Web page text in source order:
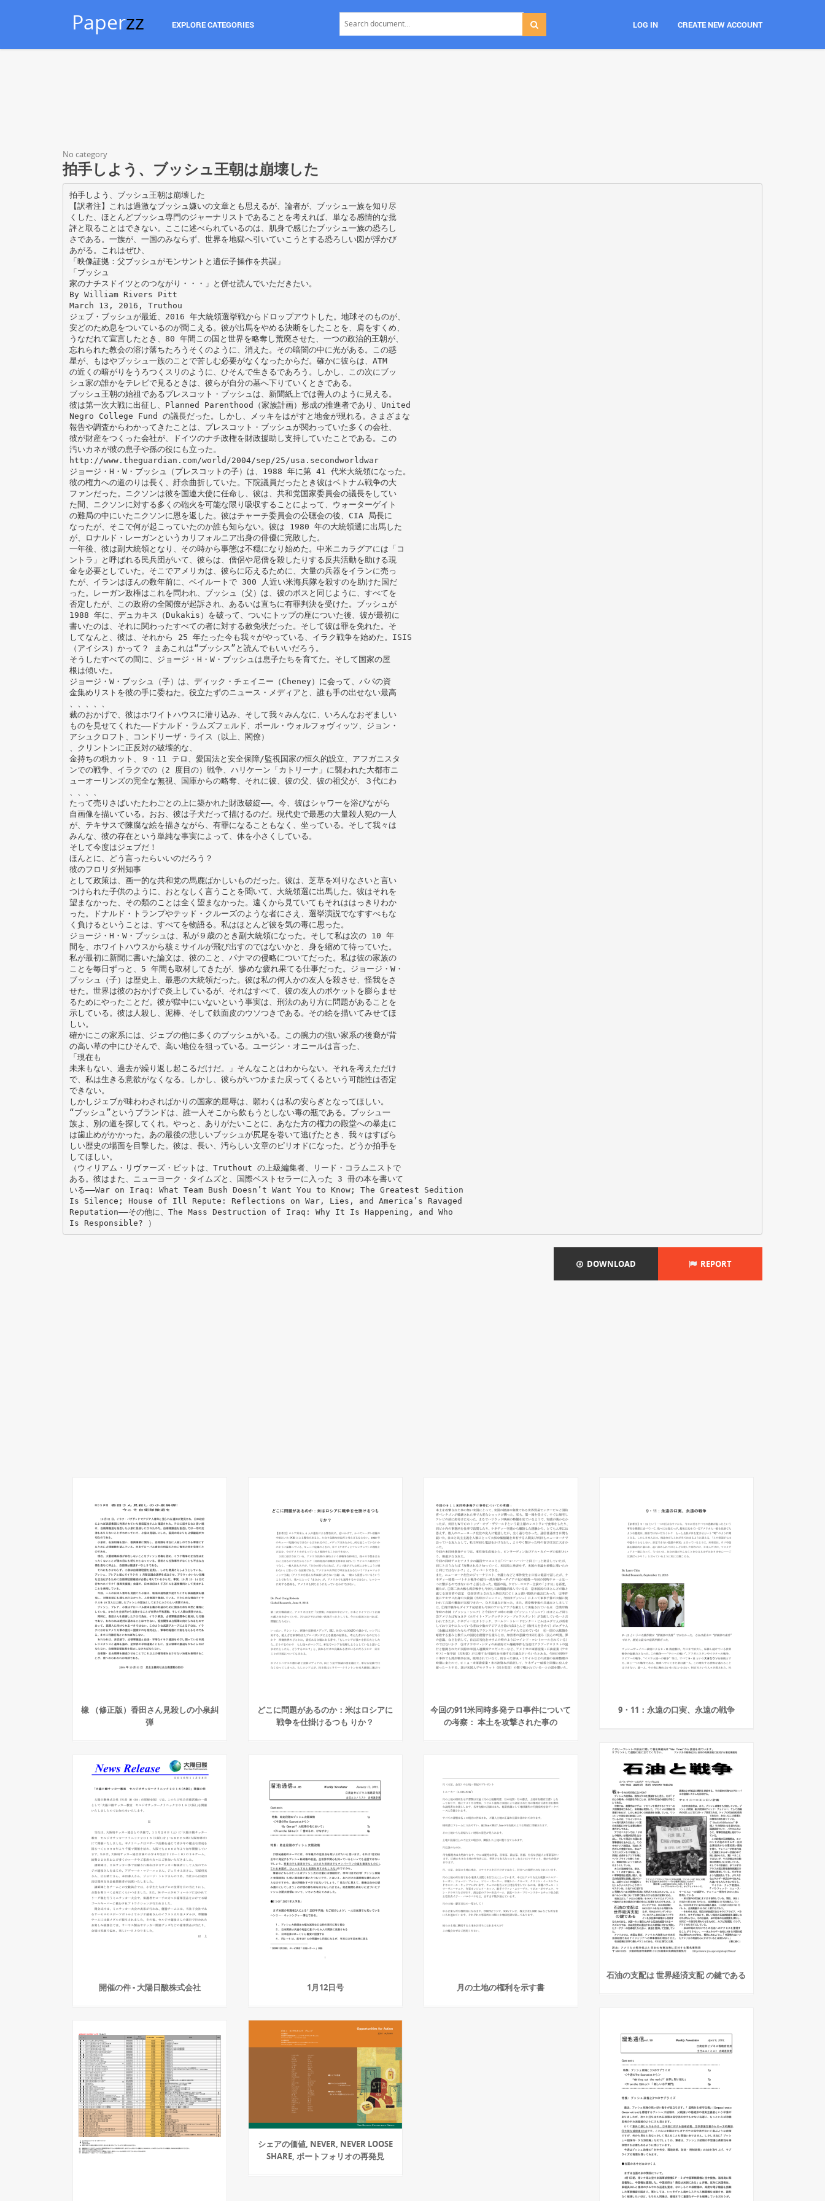
Paperzz EXPLORE CATEGORIES LOG IN CREATE NEW ACCOUNT
No category
拍手しよう、ブッシュ王朝は崩壊した
拍手しよう、ブッシュ王朝は崩壊した
【訳者注】これは過激なブッシュ嫌いの文章とも思えるが、論者が、ブッシュ一族を知り尽
くした、ほとんどブッシュ専門のジャーナリストであることを考えれば、単なる感情的な批
評と取ることはできない。ここに述べられているのは、肌身で感じたブッシュ一族の恐ろし
さである。一族が、一国のみならず、世界を地獄へ引いていこうとする恐ろしい図が浮かび
あがる。これはぜひ、
「映像証拠：父ブッシュがモンサントと遺伝子操作を共謀」
「ブッシュ
家のナチスドイツとのつながり・・・」と併せ読んでいただきたい。
By William Rivers Pitt
March 13, 2016, Truthou
ジェブ・ブッシュが最近、2016 年大統領選挙戦からドロップアウトした。地球そのものが、
安どのため息をついているのが聞こえる。彼が出馬をやめる決断をしたことを、肩をすくめ、
うなだれて宣言したとき、80 年間この国と世界を略奪し荒廃させた、一つの政治的王朝が、
忘れられた教会の溶け落ちたろうそくのように、消えた。その暗闇の中に光がある。この惑
星が、もはやブッシュ一族のことで苦しむ必要がなくなったからだ。確かに彼らは、ATM
の近くの暗がりをうろつくスリのように、ひそんで生きるであろう。しかし、この次にブッ
シュ家の誰かをテレビで見るときは、彼らが自分の墓へ下りていくときである。
ブッシュ王朝の始祖であるプレスコット・ブッシュは、新聞紙上では善人のように見える。
彼は第一次大戦に出征し、Planned Parenthood（家族計画）形成の推進者であり、United
Negro College Fund の議長だった。しかし、メッキをはがすと地金が現れる。さまざまな
報告や調査からわかってきたことは、プレスコット・ブッシュが関わっていた多くの会社、
彼が財産をつくった会社が、ドイツのナチ政権を財政援助し支持していたことである。この
汚いカネが彼の息子や孫の役にも立った。
http://www.theguardian.com/world/2004/sep/25/usa.secondworldwar
ジョージ・H・W・ブッシュ（プレスコットの子）は、1988 年に第 41 代米大統領になった。
彼の権力への道のりは長く、紆余曲折していた。下院議員だったとき彼はベトナム戦争の大
ファンだった。ニクソンは彼を国連大使に任命し、彼は、共和党国家委員会の議長をしてい
た間、ニクソンに対する多くの砲火を可能な限り吸収することによって、ウォーターゲイト
の難局の中にいたニクソンに恩を返した。彼はチャーチ委員会の公聴会の後、CIA 局長に
なったが、そこで何が起こっていたのか誰も知らない。彼は 1980 年の大統領選に出馬した
が、ロナルド・レーガンというカリフォルニア出身の俳優に完敗した。
一年後、彼は副大統領となり、その時から事態は不穏になり始めた。中米ニカラグアには「コ
ントラ」と呼ばれる民兵団がいて、彼らは、僧侶や尼僧を殺したりする反共活動を助ける現
金を必要としていた。そこでアメリカは、彼らに応えるために、大量の兵器をイランに売っ
たが、イランはほんの数年前に、ベイルートで 300 人近い米海兵隊を殺すのを助けた国だ
った。レーガン政権はこれを問われ、ブッシュ（父）は、彼のボスと同じように、すべてを
否定したが、この政府の全閣僚が起訴され、あるいは直ちに有罪判決を受けた。ブッシュが
1988 年に、デュカキス（Dukakis）を破って、ついにトップの座についた後、彼が最初に
書いたのは、それに関わったすべての者に対する赦免状だった。そして彼は罪を免れた。そ
してなんと、彼は、それから 25 年たった今も我々がやっている、イラク戦争を始めた。ISIS
（アイシス）かって？ まあこれは“ブッシス”と読んでもいいだろう。
そうしたすべての間に、ジョージ・H・W・ブッシュは息子たちを育てた。そして国家の屋
根は傾いた。
ジョージ・W・ブッシュ（子）は、ディック・チェイニー（Cheney）に会って、パパの資
金集めリストを彼の手に委ねた。役立たずのニュース・メディアと、誰も手の出せない最高
裁のおかげで、彼はホワイトハウスに潜り込み、そして我々みんなに、いろんなおぞましい
ものを見せてくれた――ドナルド・ラムズフェルド、ポール・ウォルフォヴィッツ、ジョン・
アシュクロフト、コンドリーザ・ライス（以上、閣僚）
、クリントンに正反対の破壊的な、
金持ちの税カット、９・11 テロ、愛国法と安全保障/監視国家の恒久的設立、アフガニスタ
ンでの戦争、イラクでの（2 度目の）戦争、ハリケーン「カトリーナ」に襲われた大都市ニ
ューオーリンズの完全な無視、国庫からの略奪、それに彼、彼の父、彼の祖父が、３代にわ
たって売りさばいたたわごとの上に築かれた財政破綻――。今、彼はシャワーを浴びながら
自画像を描いている。おお、彼は子犬だって描けるのだ。現代史で最悪の大量殺人犯の一人
が、テキサスで陳腐な絵を描きながら、有罪になることもなく、坐っている。そして我々は
みんな、彼の存在という単純な事実によって、体を小さくしている。
そして今度はジェブだ！
ほんとに、どう言ったらいいのだろう？
彼のフロリダ州知事
として政策は、画一的な共和党の馬鹿ばかしいものだった。彼は、芝草を刈りなさいと言い
つけられた子供のように、おとなしく言うことを聞いて、大統領選に出馬した。彼はそれを
望まなかった、その類のことは全く望まなかった。遠くから見ていてもそれははっきりわか
った。ドナルド・トランプやテッド・クルーズのような者にさえ、選挙演説でなすすべもな
く負けるということは、すべてを物語る。私はほとんど彼を気の毒に思った。
ジョージ・H・W・ブッシュは、私が９歳のとき副大統領になった。そして私は次の 10 年
間を、ホワイトハウスから核ミサイルが飛び出すのではないかと、身を縮めて待っていた。
私が最初に新聞に書いた論文は、彼のこと、パナマの侵略についてだった。私は彼の家族の
ことを毎日ずっと、5 年間も取材してきたが、惨めな疲れ果てる仕事だった。ジョージ・W・
ブッシュ（子）は歴史上、最悪の大統領だった。彼は私の何人かの友人を殺させ、怪我をさ
せた。世界は彼のおかげで炎上しているが、それはすべて、彼の友人のポケットを膨らませ
るためにやったことだ。彼が獄中にいないという事実は、刑法のあり方に問題があることを
示している。彼は人殺し、泥棒、そして鉄面皮のウソつきである。その絵を描いてみせてほ
しい。
確かにこの家系には、ジェブの他に多くのブッシュがいる。この腕力の強い家系の後裔が背
の高い草の中にひそんで、高い地位を狙っている。ユージン・オニールは言った、
「現在も
未来もない、過去が繰り返し起こるだけだ。」そんなことはわからない。それを考えただけ
で、私は生きる意欲がなくなる。しかし、彼らがいつかまた戻ってくるという可能性は否定
できない。
しかしジェブが味わわさればかりの国家的屈辱は、願わくは私の安らぎとなってほしい。
“ブッシュ”というブランドは、誰一人そこから飲もうとしない毒の瓶である。ブッシュ一
族よ、別の道を探してくれ。やっと、ありがたいことに、あなた方の権力の殿堂への暴走に
は歯止めがかかった。あの最後の悲しいブッシュが尻尾を巻いて逃げたとき、我々はすばら
しい歴史の場面を目撃した。彼は、長い、汚らしい文章のピリオドになった。どうか拍手を
してほしい。
（ウィリアム・リヴァーズ・ピットは、Truthout の上級編集者、リード・コラムニストで
ある。彼はまた、ニューヨーク・タイムズと、国際ベストセラーに入った 3 冊の本を書いて
いる――War on Iraq: What Team Bush Doesn’t Want You to Know; The Greatest Sedition
Is Silence; House of Ill Repute: Reflections on War, Lies, and America’s Ravaged
Reputation――その他に、The Mass Destruction of Iraq: Why It Is Happening, and Who
DOWNLOAD REPORT
橡 （修正版）香田さん見殺しの小泉糾
弾
どこに問題があるのか：米はロシアに
戦争を仕掛けるつも りか？
今回の911米同時多発テロ事件について
の考察： 本土を攻撃された事の
9・11：永遠の口実、永遠の戦争
石油の支配は 世界経済支配 の鍵である
開催の件 - 大陽日酸株式会社
1月12日号 月の土地の権利を示す書
シェアの価値, NEVER, NEVER LOOSE
SHARE, ポートフォリオの再発見